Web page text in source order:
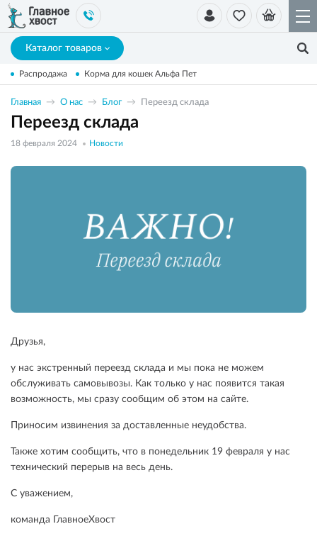
Каталог товаров
Распродажа Корма для кошек Альфа Пет
Главная О нас Блог Переезд склада
Переезд склада
18 февраля 2024 Новости
Друзья,
у нас экстренный переезд склада и мы пока не можем
обслуживать самовывозы. Как только у нас появится такая
возможность, мы сразу сообщим об этом на сайте.
Приносим извинения за доставленные неудобства.
Также хотим сообщить, что в понедельник 19 февраля у нас
технический перерыв на весь день.
С уважением,
команда ГлавноеХвост